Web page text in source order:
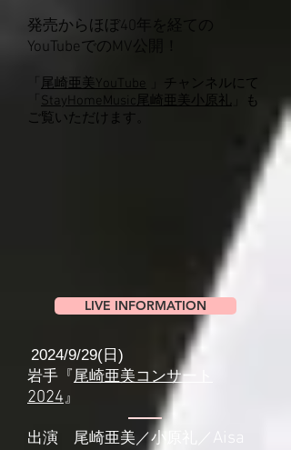
発売からほぼ40年を経ての
YouTubeでのMV公開！
尾崎亜美YouTube
」チャンネルにて
StayHomeMusic 尾崎亜美小原礼 」も
ご覧いただけます。
LIVE INFORMATION
2024/9/29(日)
岩手『 尾崎亜美コンサート
2024』
出演 尾崎亜美／小原礼／ Aisa